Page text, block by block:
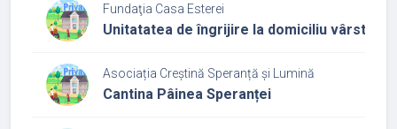
Fundaţia Casa Esterei
Unitatatea de îngrijire la domiciliu vârstnici
Asociația Creștină Speranță și Lumină
Cantina Pâinea Speranței